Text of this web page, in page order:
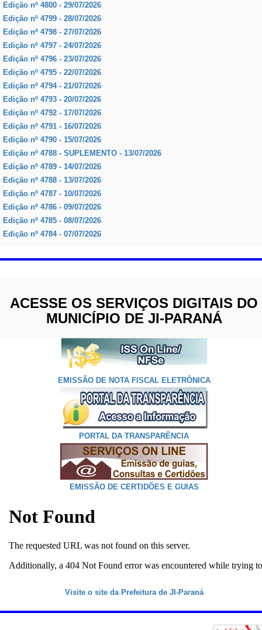
Edição nº 4800 - 29/07/2026
Edição nº 4799 - 28/07/2026
Edição nº 4798 - 27/07/2026
Edição nº 4797 - 24/07/2026
Edição nº 4796 - 23/07/2026
Edição nº 4795 - 22/07/2026
Edição nº 4794 - 21/07/2026
Edição nº 4793 - 20/07/2026
Edição nº 4792 - 17/07/2026
Edição nº 4791 - 16/07/2026
Edição nº 4790 - 15/07/2026
Edição nº 4788 - SUPLEMENTO - 13/07/2026
Edição nº 4789 - 14/07/2026
Edição nº 4788 - 13/07/2026
Edição nº 4787 - 10/07/2026
Edição nº 4786 - 09/07/2026
Edição nº 4785 - 08/07/2026
Edição nº 4784 - 07/07/2026
ACESSE OS SERVIÇOS DIGITAIS DO
MUNICÍPIO DE JI-PARANÁ
EMISSÃO DE NOTA FISCAL ELETRÔNICA
PORTAL DA TRANSPARÊNCIA
EMISSÃO DE CERTIDÕES E GUIAS
Visite o site da Prefeitura de JI-Paraná